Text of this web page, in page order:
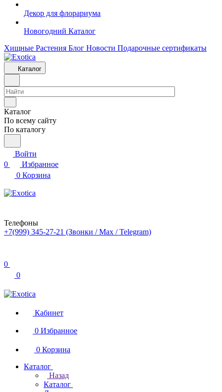
Декор для флорариума
Новогодний Каталог
Хищные Растения Блог Новости Подарочные сертификаты
Каталог
Каталог
По всему сайту
По каталогу
Войти
0
Избранное
0 Корзина
Телефоны
+7(999) 345-27-21 (Звонки / Max / Telegram)
0
0
Кабинет
0 Избранное
0 Корзина
Каталог
Назад
Каталог